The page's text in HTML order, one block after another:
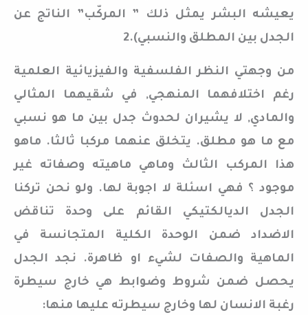
يعيشه البشر يمثل ذلك ” المركّب” الناتج عن
الجدل بين المطلق والنسبي).2
من وجهتي النظر الفلسفية والفيزيائية العلمية
رغم اختلافهما المنهجي, في شقيهما المثالي
والمادي, لا يشيران لحدوث جدل بين ما هو نسبي
مع ما هو مطلق. يتخلق عنهما مركبا ثالثا. ماهو
هذا المركب الثالث وماهي ماهيته وصفاته غير
موجود ؟ فهي اسئلة لا اجوبة لها. ولو نحن تركنا
الجدل الديالكتيكي القائم على وحدة تناقض
الاضداد ضمن الوحدة الكلية المتجانسة في
الماهية والصفات لشيء او ظاهرة. نجد الجدل
يحصل ضمن شروط وضوابط هي خارج سيطرة
رغبة الانسان لها وخارج سيطرته عليها منها: